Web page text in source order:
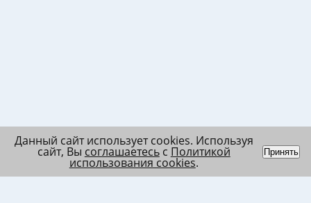
Данный сайт использует cookies. Используя
сайт, Вы соглашаетесьс Политикой
использования cookies.
Принять